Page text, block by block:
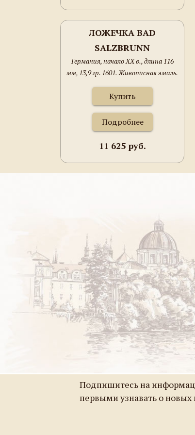
ЛОЖЕЧКА BAD
SALZBRUNN
ELISENHALLE
Германия, начало ХХ в., длина 116
мм, 13,9 гр. 1601. Живописная эмаль.
Купить
Подробнее
11 625 руб.
Подпишитесь на
первыми узнавать о новых